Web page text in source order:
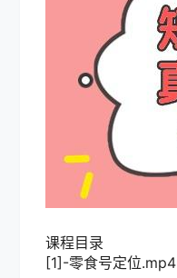
课程目录
[1]-零食号定位.mp4